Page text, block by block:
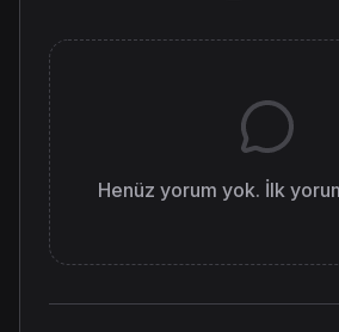
Henüz yorum yok. İlk